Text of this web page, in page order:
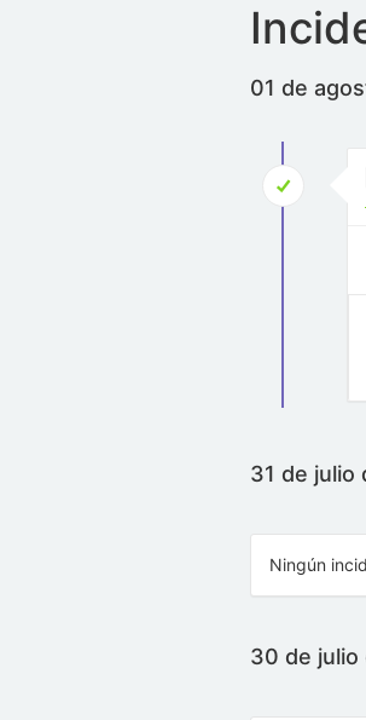
01 de
31 de julio
Ningún
30 de julio